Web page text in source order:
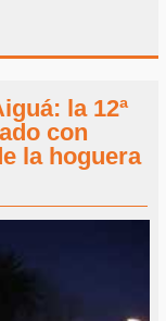
la 12ª
con
la hoguera